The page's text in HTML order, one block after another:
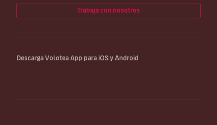
Trabaja con nosotros
Descarga Volotea App para iOS y Android